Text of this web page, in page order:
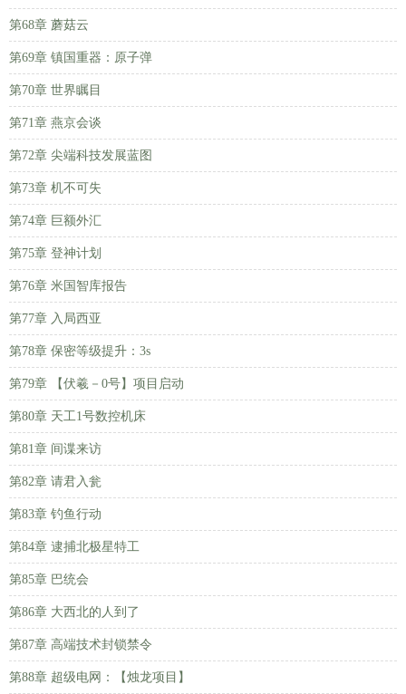
第68章 蘑菇云
第69章 镇国重器：原子弹
第70章 世界瞩目
第71章 燕京会谈
第72章 尖端科技发展蓝图
第73章 机不可失
第74章 巨额外汇
第75章 登神计划
第76章 米国智库报告
第77章 入局西亚
第78章 保密等级提升：3s
第79章 【伏羲－0号】项目启动
第80章 天工1号数控机床
第81章 间谍来访
第82章 请君入瓮
第83章 钓鱼行动
第84章 逮捕北极星特工
第85章 巴统会
第86章 大西北的人到了
第87章 高端技术封锁禁令
第88章 超级电网：【烛龙项目】